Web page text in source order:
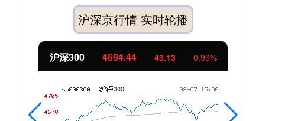
沪深京行情 实时轮播
沪深300 4694.44 43.13 0.93%